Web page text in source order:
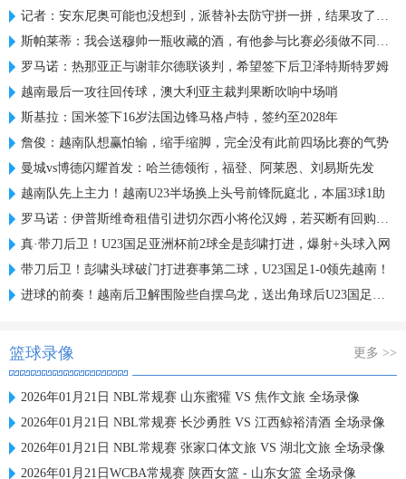
记者：安东尼奥可能也没想到，派替补去防守拼一拼，结果攻了半场
斯帕莱蒂：我会送穆帅一瓶收藏的酒，有他参与比赛必须做不同准备
罗马诺：热那亚正与谢菲尔德联谈判，希望签下后卫泽特斯特罗姆
越南最后一攻往回传球，澳大利亚主裁判果断吹响中场哨
斯基拉：国米签下16岁法国边锋马格卢特，签约至2028年
詹俊：越南队想赢怕输，缩手缩脚，完全没有此前四场比赛的气势
曼城vs博德闪耀首发：哈兰德领衔，福登、阿莱恩、刘易斯先发
越南队先上主力！越南U23半场换上头号前锋阮庭北，本届3球1助
罗马诺：伊普斯维奇租借引进切尔西小将伦汉姆，若买断有回购条款
真·带刀后卫！U23国足亚洲杯前2球全是彭啸打进，爆射+头球入网
带刀后卫！彭啸头球破门打进赛事第二球，U23国足1-0领先越南！
进球的前奏！越南后卫解围险些自摆乌龙，送出角球后U23国足破门
篮球录像 更多 >>
2026年01月21日 NBL常规赛 山东蜜獾 VS 焦作文旅 全场录像
2026年01月21日 NBL常规赛 长沙勇胜 VS 江西鲸裕清酒 全场录像
2026年01月21日 NBL常规赛 张家口体文旅 VS 湖北文旅 全场录像
2026年01月21日WCBA常规赛 陕西女篮 - 山东女篮 全场录像